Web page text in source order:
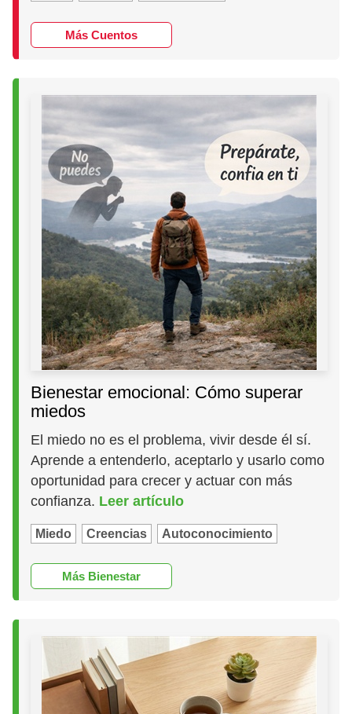
Más Cuentos
Bienestar emocional: Cómo superar
miedos
El miedo no es el problema, vivir desde él sí.
Aprende a entenderlo, aceptarlo y usarlo como
oportunidad para crecer y actuar con más
confianza. Leer artículo
Miedo Creencias Autoconocimiento
Más Bienestar